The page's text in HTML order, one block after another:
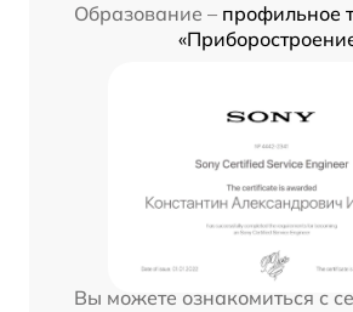
Образование – профильное
Вы можете ознакомиться с